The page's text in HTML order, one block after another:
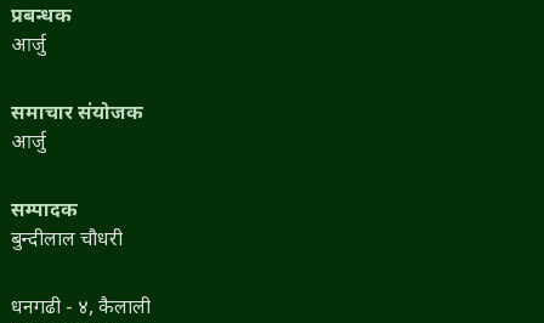
प्रबन्धक
आर्जु
समाचार संयोजक
आर्जु
सम्पादक
बुन्दीलाल चौधरी
धनगढी - ४, कैलाली